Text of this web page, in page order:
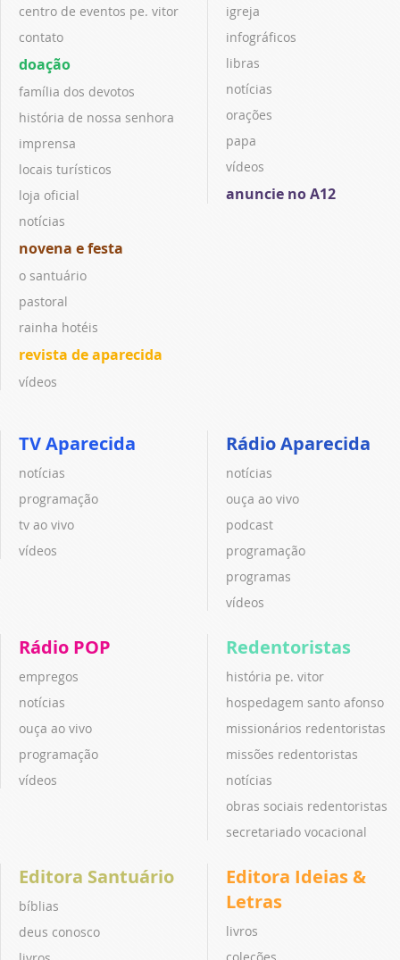
centro de eventos pe. vitor
contato
doação
família dos devotos
história de nossa senhora
imprensa
locais turísticos
loja oficial
notícias
novena e festa
o santuário
pastoral
rainha hotéis
revista de aparecida
vídeos
igreja
infográficos
libras
notícias
orações
papa
vídeos
anuncie no A12
TV Aparecida
notícias
programação
tv ao vivo
vídeos
Rádio Aparecida
notícias
ouça ao vivo
podcast
programação
programas
vídeos
Rádio POP
empregos
notícias
ouça ao vivo
programação
vídeos
Redentoristas
história pe. vitor
hospedagem santo afonso
missionários redentoristas
missões redentoristas
notícias
obras sociais redentoristas
secretariado vocacional
Editora Santuário
bíblias
deus conosco
Editora Ideias &
Letras
livros